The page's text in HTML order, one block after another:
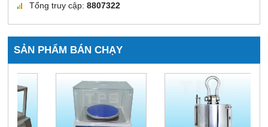
Tổng truy cập:8807322
SẢN PHẨM BÁN CHẠY